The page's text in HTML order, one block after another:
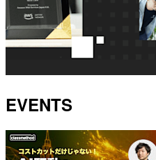
EVENTS